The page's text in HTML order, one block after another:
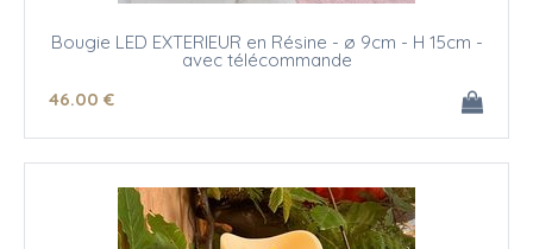
Bougie LED EXTERIEUR en Résine - ø 9cm - H 15cm -
avec télécommande
46.00 €